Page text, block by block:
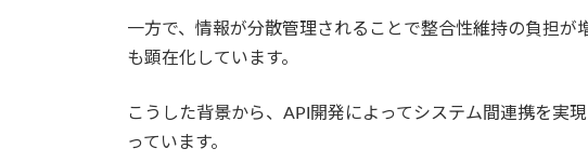
一方で、情報が分散管理されることで整合性維持の負担
も顕在化しています。
こうした背景から、API開発によってシステム間連携を実
っています。